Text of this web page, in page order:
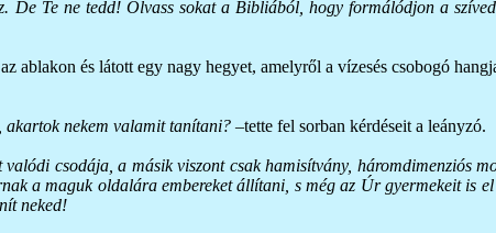
Te ne tedd! Olvass sokat a Bibliából, hogy formálódjon a
ablakon és látott egy nagy hegyet, amelyről a vízesés csobogó
akartok nekem valamit tanítani? –tette fel sorban kérdéseit a leányzó.
csodája, a másik viszont csak hamisítvány, háromdimenziós
a maguk oldalára embereket állítani, s még az Úr gyermekeit is
neked!